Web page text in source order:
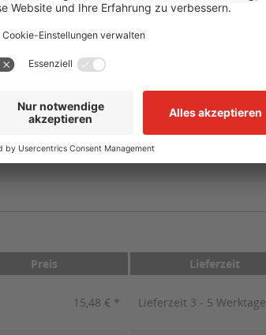
°C
250 x 26 mm"
Preis Lieferzeit
15,48 € * Lieferzeit 3 - 5 Werktage